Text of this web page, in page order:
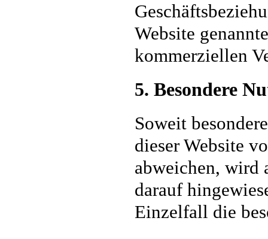
Website
kommerziellen
5. Besondere
Soweit
dieser Website
abweichen, wird
darauf
Einzelfall die